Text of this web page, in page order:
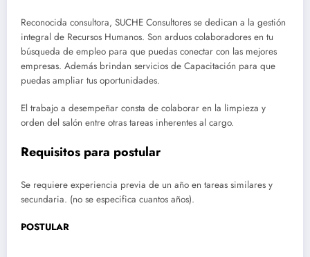
Reconocida consultora, SUCHE Consultores se dedican a la gestión
integral de Recursos Humanos. Son arduos colaboradores en tu
búsqueda de empleo para que puedas conectar con las mejores
empresas. Además brindan servicios de Capacitación para que
puedas ampliar tus oportunidades.
El trabajo a desempeñar consta de colaborar en la limpieza y
orden del salón entre otras tareas inherentes al cargo.
Requisitos para postular
Se requiere experiencia previa de un año en tareas similares y
secundaria. (no se especifica cuantos años).
POSTULAR